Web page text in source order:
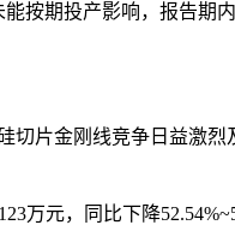
按期投产影响，报告期
片金刚线竞争日益激烈
元，同比下降